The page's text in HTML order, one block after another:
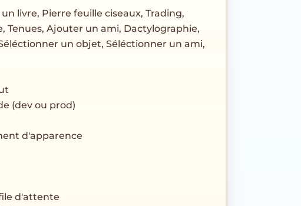
un livre, Pierre feuille ciseaux, Trading,
Tenues, Ajouter un ami, Dactylographie,
un objet, Séléctionner un ami,
(dev ou prod)
d'apparence
d'attente